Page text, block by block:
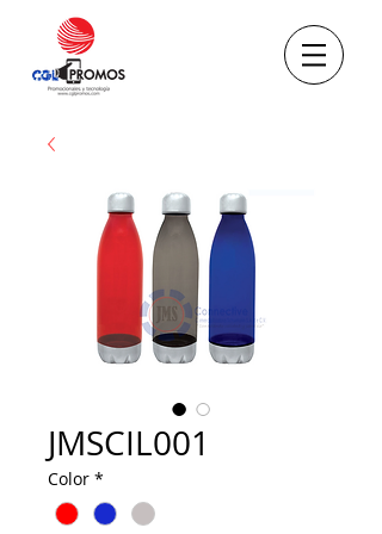
JMSCIL001
Color *